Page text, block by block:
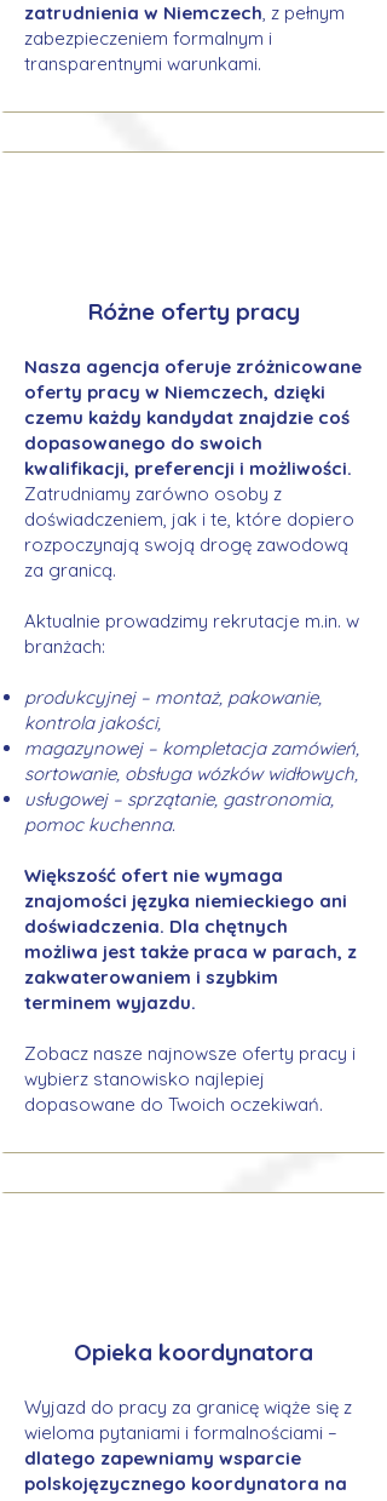
zatrudnienia w Niemczech, z pełnym
zabezpieczeniem formalnym i
transparentnymi warunkami.
Różne oferty pracy
Nasza agencja oferuje zróżnicowane
oferty pracy w Niemczech, dzięki
czemu każdy kandydat znajdzie coś
dopasowanego do swoich
kwalifikacji, preferencji i możliwości.
Zatrudniamy zarówno osoby z
doświadczeniem, jak i te, które dopiero
rozpoczynają swoją drogę zawodową
za granicą.
Aktualnie prowadzimy rekrutacje m.in. w
branżach:
produkcyjnej – montaż, pakowanie,
kontrola jakości,
magazynowej – kompletacja zamówień,
sortowanie, obsługa wózków widłowych,
usługowej – sprzątanie, gastronomia,
pomoc kuchenna.
Większość ofert nie wymaga
znajomości języka niemieckiego ani
doświadczenia. Dla chętnych
możliwa jest także praca w parach, z
zakwaterowaniem i szybkim
terminem wyjazdu.
Zobacz nasze najnowsze oferty pracy i
wybierz stanowisko najlepiej
dopasowane do Twoich oczekiwań.
Opieka koordynatora
Wyjazd do pracy za granicę wiąże się z
wieloma pytaniami i formalnościami –
dlatego zapewniamy wsparcie
polskojęzycznego koordynatora na